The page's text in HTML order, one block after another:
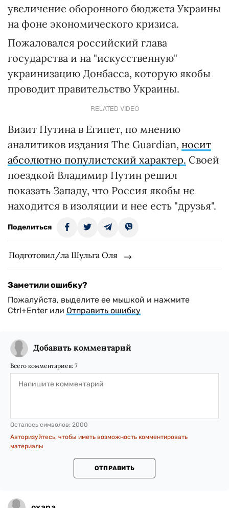
увеличение оборонного бюджета Украины
на фоне экономического кризиса.
Пожаловался российский глава
государства и на "искусственную"
украинизацию Донбасса, которую якобы
проводит правительство Украины.
RELATED VIDEO
Визит Путина в Египет, по мнению
аналитиков издания The Guardian, носит
абсолютно популистский характер. Своей
поездкой Владимир Путин решил
показать Западу, что Россия якобы не
находится в изоляции и нее есть "друзья".
Поделиться
Подготовил/ла Шульга Оля
Заметили ошибку?
Пожалуйста, выделите ее мышкой и нажмите
Ctrl+Enter или Отправить ошибку
Добавить комментарий
Всего комментариев: 7
Осталось символов: 2000
Авторизуйтесь, чтобы иметь возможность комментировать
материалы
ОТПРАВИТЬ